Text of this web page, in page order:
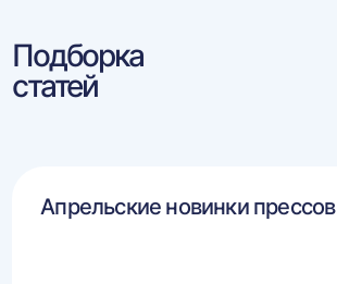
Подборка
статей
Апрельские новинки прессов